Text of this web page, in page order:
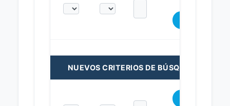
NUEVOS CRITERIOS DE BÚSQUEDA: